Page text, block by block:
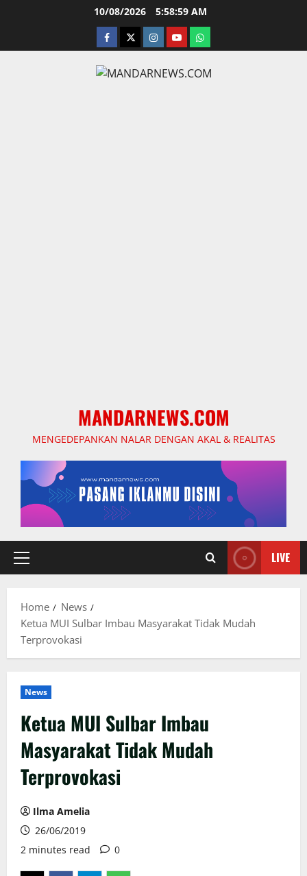
10/08/2026 5:59:00 AM
facebooktwitterinstagram.com
youtubewhatsapp
MANDARNEWS.COM
MENGEDEPANKAN NALAR DENGAN AKAL & REALITAS
Primary
LIVE
Home
News
Ketua MUI Sulbar Imbau Masyarakat Tidak Mudah
Terprovokasi
News
Ketua MUI Sulbar Imbau
Masyarakat Tidak Mudah
Terprovokasi
Ilma Amelia
26/06/2019
2 minutes read
0